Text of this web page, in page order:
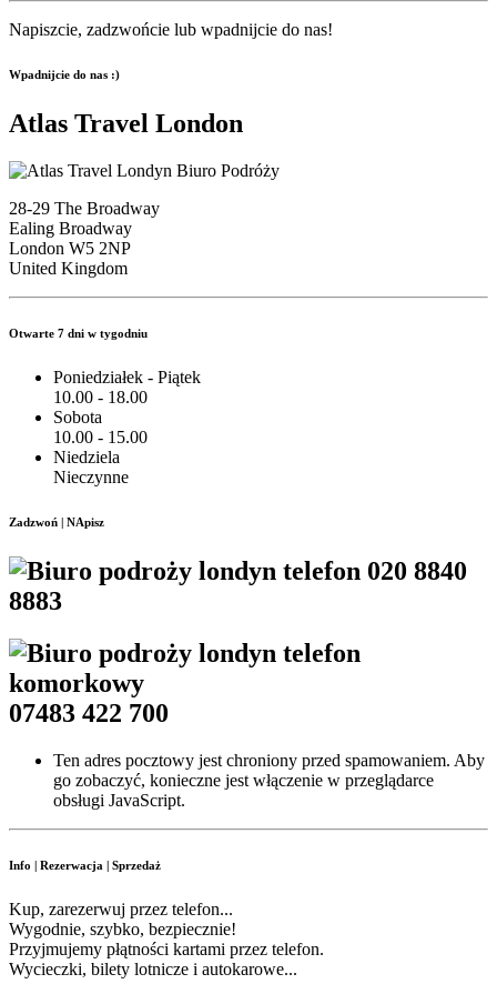
Napiszcie, zadzwońcie lub wpadnijcie do nas!
Wpadnijcie do nas :)
Atlas Travel London
28-29 The Broadway
Ealing Broadway
London W5 2NP
United Kingdom
Otwarte 7 dni w tygodniu
Poniedziałek - Piątek
10.00 - 18.00
Sobota
10.00 - 15.00
Niedziela
Nieczynne
Zadzwoń | NApisz
020 8840
8883
07483 422 700
Ten adres pocztowy jest chroniony przed spamowaniem. Aby
go zobaczyć, konieczne jest włączenie w przeglądarce
obsługi JavaScript.
Info | Rezerwacja | Sprzedaż
Kup, zarezerwuj przez telefon...
Wygodnie, szybko, bezpiecznie!
Przyjmujemy płątności kartami przez telefon.
Wycieczki, bilety lotnicze i autokarowe...